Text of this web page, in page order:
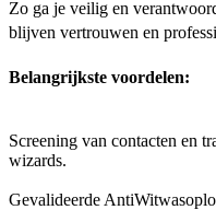
Zo ga je veilig en
blijven vertrouwen en
Belangrijkste voordelen:
Screening van contacten en
wizards.
Gevalideerde